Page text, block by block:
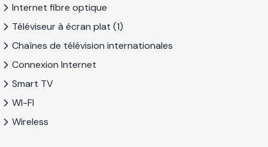
Internet fibre optique
Téléviseur à écran plat (1)
Chaînes de télévision internationales
Connexion Internet
Smart TV
WI-FI
Wireless